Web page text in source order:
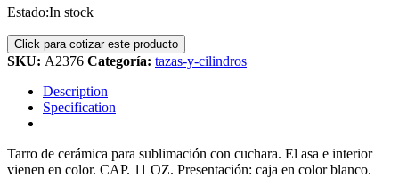
Estado:In stock
SKU: A2376 Categoría: tazas-y-cilindros
Description
Specification
Tarro de cerámica para sublimación con cuchara. El asa e interior
vienen en color. CAP. 11 OZ. Presentación: caja en color blanco.